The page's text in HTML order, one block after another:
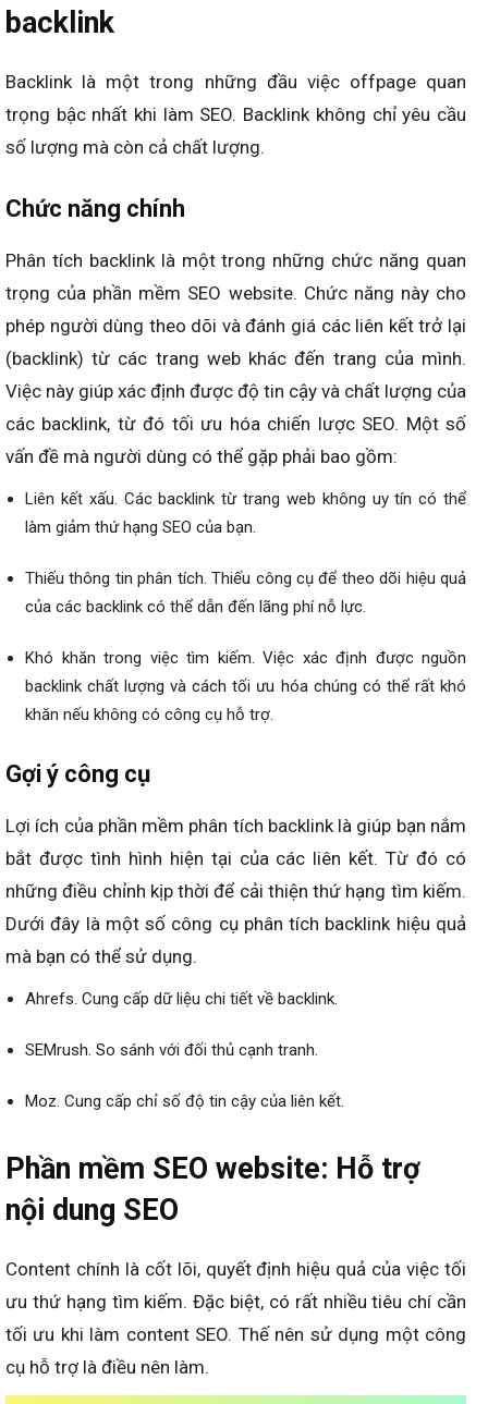
backlink
Backlink là một trong những đầu việc offpage quan
trọng bậc nhất khi làm SEO. Backlink không chỉ yêu cầu
số lượng mà còn cả chất lượng.
Chức năng chính
Phân tích backlink là một trong những chức năng quan
trọng của phần mềm SEO website. Chức năng này cho
phép người dùng theo dõi và đánh giá các liên kết trở lại
(backlink) từ các trang web khác đến trang của mình.
Việc này giúp xác định được độ tin cậy và chất lượng của
các backlink, từ đó tối ưu hóa chiến lược SEO. Một số
vấn đề mà người dùng có thể gặp phải bao gồm:
Liên kết xấu. Các backlink từ trang web không uy tín có thể
làm giảm thứ hạng SEO của bạn.
Thiếu thông tin phân tích. Thiếu công cụ để theo dõi hiệu quả
của các backlink có thể dẫn đến lãng phí nỗ lực.
Khó khăn trong việc tìm kiếm. Việc xác định được nguồn
backlink chất lượng và cách tối ưu hóa chúng có thể rất khó
khăn nếu không có công cụ hỗ trợ.
Gợi ý công cụ
Lợi ích của phần mềm phân tích backlink là giúp bạn nắm
bắt được tình hình hiện tại của các liên kết. Từ đó có
những điều chỉnh kịp thời để cải thiện thứ hạng tìm kiếm.
Dưới đây là một số công cụ phân tích backlink hiệu quả
mà bạn có thể sử dụng.
Ahrefs. Cung cấp dữ liệu chi tiết về backlink.
SEMrush. So sánh với đối thủ cạnh tranh.
Moz. Cung cấp chỉ số độ tin cậy của liên kết.
Phần mềm SEO website: Hỗ trợ
nội dung SEO
Content chính là cốt lõi, quyết định hiệu quả của việc tối
ưu thứ hạng tìm kiếm. Đặc biệt, có rất nhiều tiêu chí cần
tối ưu khi làm content SEO. Thế nên sử dụng một công
cụ hỗ trợ là điều nên làm.